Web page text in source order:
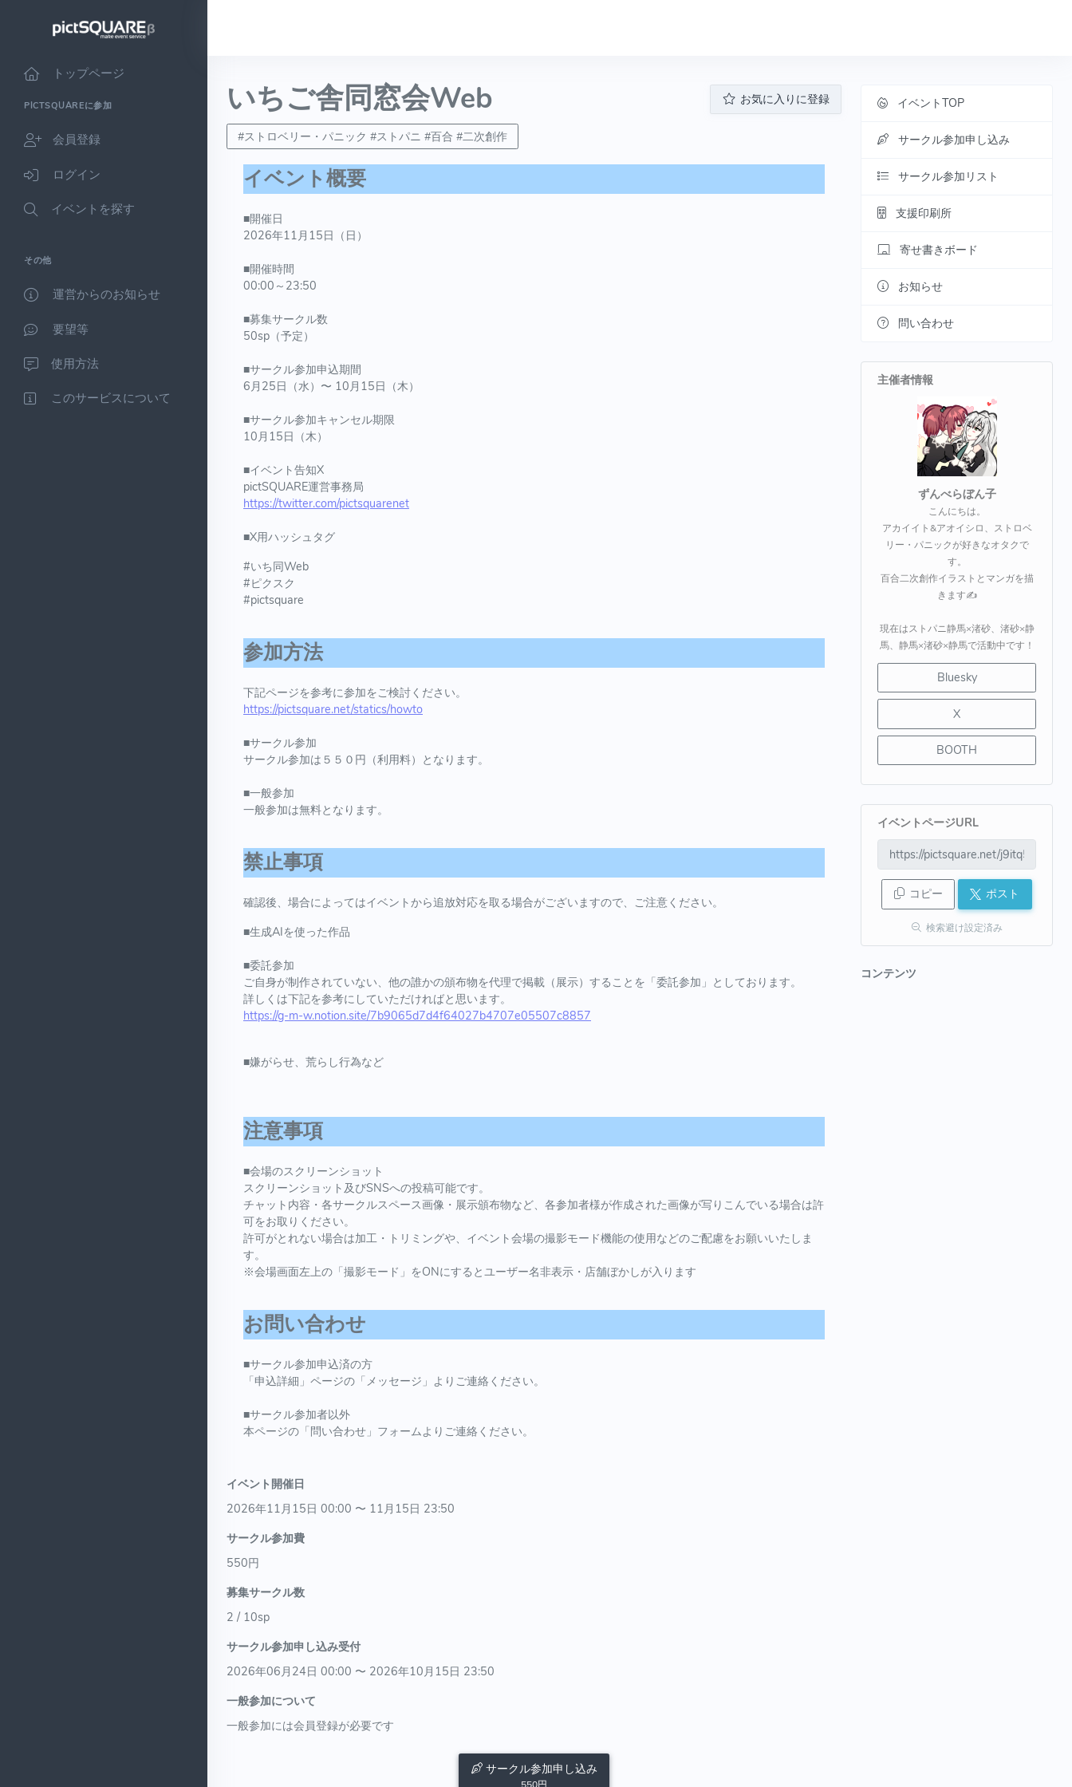
トップページ
PICTSQUAREに参加
会員登録
ログイン
イベントを探す
その他
運営からのお知らせ
要望等
使用方法
このサービスについて
いちご舎同窓会Web お気に入りに登録
#ストロベリー・パニック #ストパニ #百合 #二次創作
イベント概要
■開催日
2026年11月15日（日）
■開催時間
00:00～23:50
■募集サークル数
50sp（予定）
■サークル参加申込期間
6月25日（水）〜 10月15日（木）
■サークル参加キャンセル期限
10月15日（木）
■イベント告知X
pictSQUARE運営事務局
https://twitter.com/pictsquarenet
■X用ハッシュタグ
#いち同Web
#ピクスク
#pictsquare
参加方法
下記ページを参考に参加をご検討ください。
https://pictsquare.net/statics/howto
■サークル参加
サークル参加は５５０円（利用料）となります。
■一般参加
一般参加は無料となります。
禁止事項
確認後、場合によってはイベントから追放対応を取る場合がございますので、ご注意ください。
■生成AIを使った作品
■委託参加
ご自身が制作されていない、他の誰かの頒布物を代理で掲載（展示）することを「委託参加」としております。
詳しくは下記を参考にしていただければと思います。
https://g-m-w.notion.site/7b9065d7d4f64027b4707e05507c8857
■嫌がらせ、荒らし行為など
注意事項
■会場のスクリーンショット
スクリーンショット及びSNSへの投稿可能です。
チャット内容・各サークルスペース画像・展示頒布物など、各参加者様が作成された画像が写りこんでいる場合は許
可をお取りください。
許可がとれない場合は加工・トリミングや、イベント会場の撮影モード機能の使用などのご配慮をお願いいたしま
す。
※会場画面左上の「撮影モード」をONにするとユーザー名非表示・店舗ぼかしが入ります
お問い合わせ
■サークル参加申込済の方
「申込詳細」ページの「メッセージ」よりご連絡ください。
■サークル参加者以外
本ページの「問い合わせ」フォームよりご連絡ください。
イベント開催日
2026年11月15日 00:00 〜 11月15日 23:50
サークル参加費
550円
募集サークル数
2 / 10sp
サークル参加申し込み受付
2026年06月24日 00:00 〜 2026年10月15日 23:50
一般参加について
一般参加には会員登録が必要です
サークル参加申し込み
550円
イベントTOP
サークル参加申し込み
サークル参加リスト
支援印刷所
寄せ書きボード
お知らせ
問い合わせ
主催者情報
ずんべらぼん子
こんにちは。
アカイイト&アオイシロ、ストロベ
リー・パニックが好きなオタクで
す。
百合二次創作イラストとマンガを描
きます✍️
現在はストパニ静馬×渚砂、渚砂×静
馬、静馬×渚砂×静馬で活動中です！
Bluesky
X
BOOTH
イベントページURL
コピー ポスト
検索避け設定済み
コンテンツ